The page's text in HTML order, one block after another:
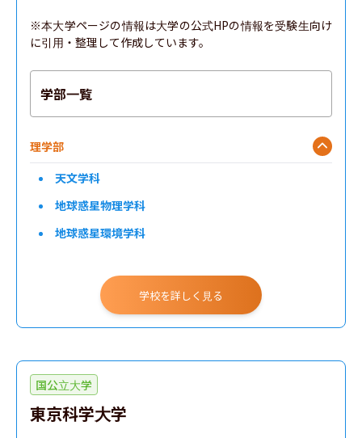
※本大学ページの情報は大学の公式HPの情報を受験生向け
に引用・整理して作成しています。
学部一覧
理学部
天文学科
地球惑星物理学科
地球惑星環境学科
学校を詳しく見る
国公立大学
東京科学大学